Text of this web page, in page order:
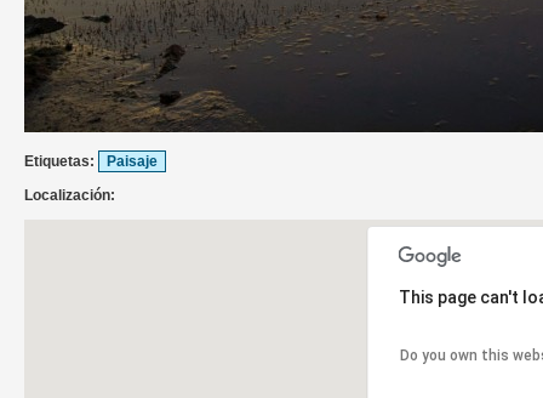
Etiquetas:
Paisaje
Localización:
This page can't
Do you own this